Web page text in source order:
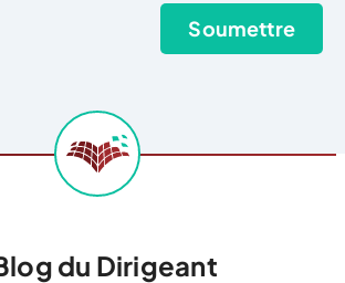
du Dirigeant